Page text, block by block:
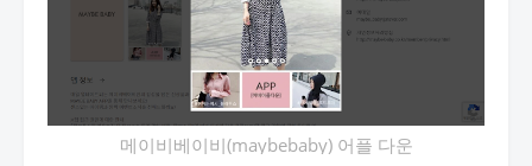
메이비베이비(maybebaby) 어플 다운